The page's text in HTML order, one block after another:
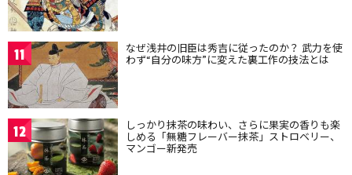
11 なぜ浅井の旧臣は秀吉に従ったのか？ 武力を使
わず“自分の味方”に変えた裏工作の技法とは
12 しっかり抹茶の味わい、さらに果実の香りも楽
しめる「無糖フレーバー抹茶」ストロベリー、
マンゴー新発売